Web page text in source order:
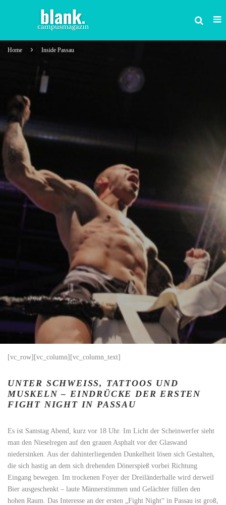
Home Inside Passau
[vc_row][vc_column][vc_column_text]
UNTER SCHWEISS, TATTOOS UND M
USKELN – EINDRÜCKE DER ERSTEN F
IGHT NIGHT IN PASSAU
Es ist Samstag Abend, kurz vor 18 Uhr. Im Licht der Scheinwerfer sieht
man den Nieselregen auf den grauen Asphalt vor der Glaswand
niedersinken. Aus der dahinterliegenden Dunkelheit lösen sich Gestalten,
die sich hastig an dem sich drehenden Dönerspieß vorbei Richtung
Eingang bewegen. Im trockenen Foyer der Dreiländerhalle wird derweil
Bier ausgeschenkt – laute Männerstimmen und Gelächter füllen den
hohen Raum. Das Interesse an der ersten „Fight Night“ in Passau ist groß,